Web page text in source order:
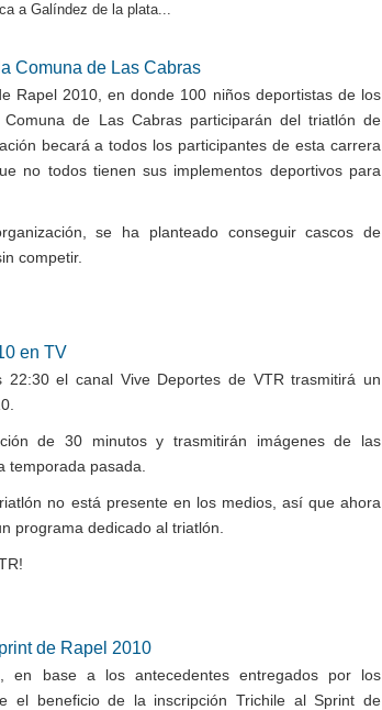
a Galíndez de la plata...
Comuna de Las Cabras
Rapel 2010, en donde 100 niños deportistas de los
de Las Cabras participarán del triatlón de
becará a todos los participantes de esta carrera
no todos tienen sus implementos deportivos para
se ha planteado conseguir cascos de
competir.
en TV
el canal Vive Deportes de VTR trasmitirá un
de 30 minutos y trasmitirán imágenes de las
temporada pasada.
no está presente en los medios, así que ahora
programa dedicado al triatlón.
de Rapel 2010
en base a los antecedentes entregados por los
el beneficio de la inscripción Trichile al Sprint de